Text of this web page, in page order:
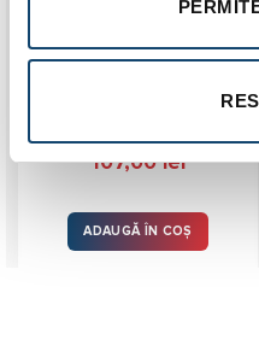
Cot prelungire kit
termica condensare
107,00lei
ADAUGĂ ÎN COȘ